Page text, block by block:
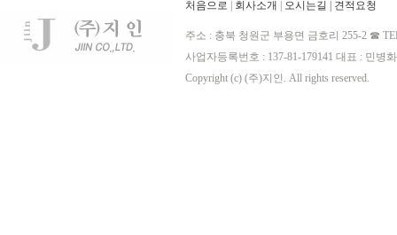
처음으로 회사소개 오시는길 견적요청
주소 : 충북 청원군 부용면 금호리 255-2 ☎
사업자등록번호 : 137-81-179141 대표 : 민병화
Copyright (c) (주)지인. All rights reserved.